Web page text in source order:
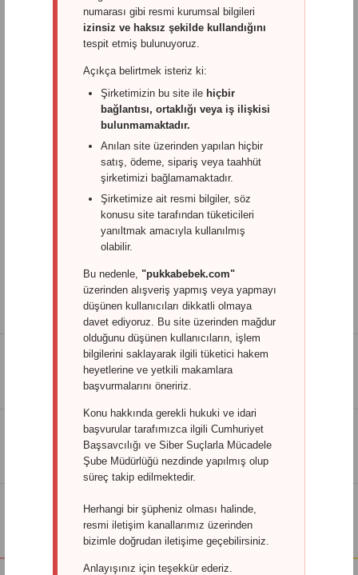
numarası gibi resmi kurumsal bilgileri
izinsiz ve haksız şekilde kullandığını
tespit etmiş bulunuyoruz.
Açıkça belirtmek isteriz ki:
Şirketimizin bu site ile hiçbir
bağlantısı, ortaklığı veya iş ilişkisi
bulunmamaktadır.
Anılan site üzerinden yapılan hiçbir
satış, ödeme, sipariş veya taahhüt
şirketimizi bağlamamaktadır.
Şirketimize ait resmi bilgiler, söz
konusu site tarafından tüketicileri
yanıltmak amacıyla kullanılmış
olabilir.
Bu nedenle, "pukkabebek.com"
üzerinden alışveriş yapmış veya yapmayı
düşünen kullanıcıları dikkatli olmaya
davet ediyoruz. Bu site üzerinden mağdur
olduğunu düşünen kullanıcıların, işlem
bilgilerini saklayarak ilgili tüketici hakem
heyetlerine ve yetkili makamlara
başvurmalarını öneririz.
Konu hakkında gerekli hukuki ve idari
başvurular tarafımızca ilgili Cumhuriyet
Başsavcılığı ve Siber Suçlarla Mücadele
Şube Müdürlüğü nezdinde yapılmış olup
süreç takip edilmektedir.
Herhangi bir şüpheniz olması halinde,
resmi iletişim kanallarımız üzerinden
bizimle doğrudan iletişime geçebilirsiniz.
Anlayışınız için teşekkür ederiz.
Pukka Cool Yastık
Bir tarafı Pamuk bir tarafı yün olarak üretilmiş Pukka Cool
Yastık ile hem pamuk hem de yün katmanlarda uyuyabilirsiniz.
Yün Katman: %100 Boncuk Yün 500 gr.
Pamuk Katman: %100 Pamuk 500 gr.
Dış Kumaş : %100 Pamuk Kapitoneli Kumaş
Pukka Cool Yastık
PZT - CUMA
9:00 - 18:00 0850 346 76 32
ORDERS
SUPPORT destek@pukkahome.com
MUTLU MÜŞTERI
ALIŞVERIŞ Deneyimi